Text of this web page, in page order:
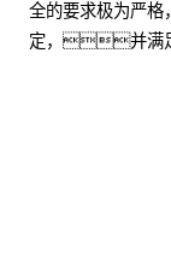
全的要求极为严
定，并满